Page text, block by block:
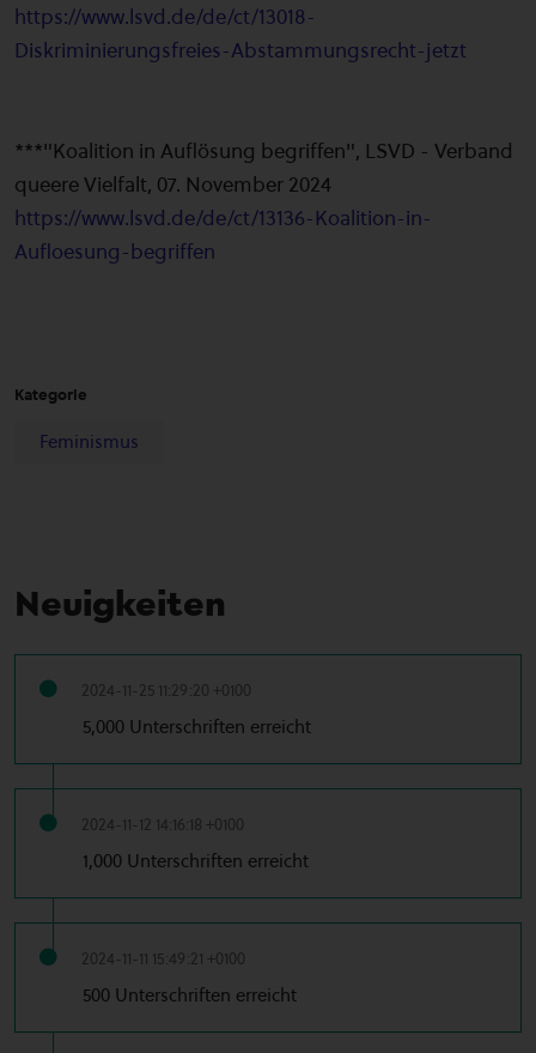
https://www.lsvd.de/de/ct/13018-
Diskriminierungsfreies-Abstammungsrecht-jetzt
***"Koalition in Auflösung begriffen", LSVD - Verband
queere Vielfalt, 07. November 2024
https://www.lsvd.de/de/ct/13136-Koalition-in-
Aufloesung-begriffen
Kategorie
Feminismus
Neuigkeiten
2024-11-25 11:29:20 +0100
5,000 Unterschriften erreicht
2024-11-12 14:16:18 +0100
1,000 Unterschriften erreicht
2024-11-11 15:49:21 +0100
500 Unterschriften erreicht